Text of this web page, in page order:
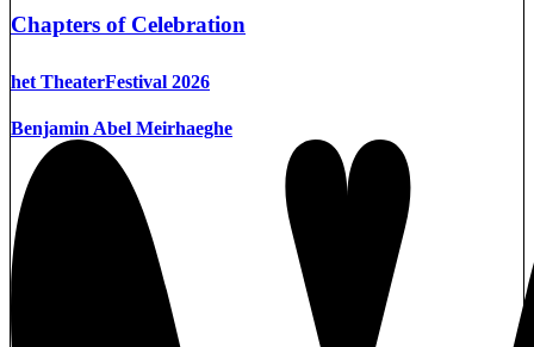
Chapters of Celebration
het TheaterFestival 2026
Benjamin Abel Meirhaeghe